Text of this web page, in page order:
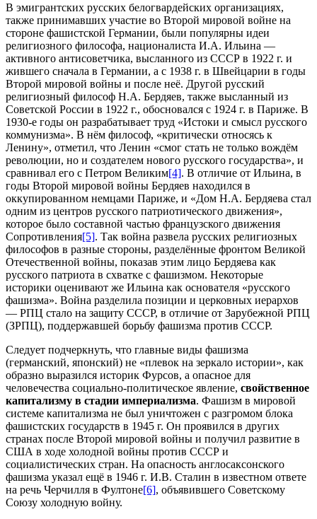
В эмигрантских русских белогвардейских организациях,
также принимавших участие во Второй мировой войне на
стороне фашистской Германии, были популярны идеи
религиозного философа, националиста И.А. Ильина —
активного антисоветчика, высланного из СССР в 1922 г. и
жившего сначала в Германии, а с 1938 г. в Швейцарии в годы
Второй мировой войны и после неё. Другой русский
религиозный философ Н.А. Бердяев, также высланный из
Советской России в 1922 г., обосновался с 1924 г. в Париже. В
1930-е годы он разрабатывает труд «Истоки и смысл русского
коммунизма». В нём философ, «критически относясь к
Ленину», отметил, что Ленин «смог стать не только вождём
революции, но и создателем нового русского государства», и
сравнивал его с Петром Великим[4]. В отличие от Ильина, в
годы Второй мировой войны Бердяев находился в
оккупированном немцами Париже, и «Дом Н.А. Бердяева стал
одним из центров русского патриотического движения»,
которое было составной частью французского движения
Сопротивления[5]. Так война развела русских религиозных
философов в разные стороны, разделённые фронтом Великой
Отечественной войны, показав этим лицо Бердяева как
русского патриота в схватке с фашизмом. Некоторые
историки оценивают же Ильина как основателя «русского
фашизма». Война разделила позиции и церковных иерархов
— РПЦ стало на защиту СССР, в отличие от Зарубежной РПЦ
(ЗРПЦ), поддержавшей борьбу фашизма против СССР.
Следует подчеркнуть, что главные виды фашизма
(германский, японский) не «плевок на зеркало истории», как
образно выразился историк Фурсов, а опасное для
человечества социально-политическое явление, свойственное
капитализму в стадии империализма. Фашизм в мировой
системе капитализма не был уничтожен с разгромом блока
фашистских государств в 1945 г. Он проявился в других
странах после Второй мировой войны и получил развитие в
США в ходе холодной войны против СССР и
социалистических стран. На опасность англосаксонского
фашизма указал ещё в 1946 г. И.В. Сталин в известном ответе
на речь Черчилля в Фултоне[6], объявившего Советскому
Союзу холодную войну.